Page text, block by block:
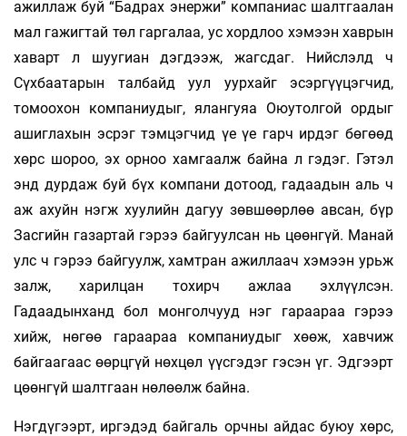
ажиллаж буй “Бадрах энержи” компаниас шалтгаалан
мал га­жигтай төл гаргалаа, ус хордлоо хэмээн хав­рын
хаварт л шуугиан дэгдээж, жагсдаг. Нийслэлд ч
Сүхбаатарын талбайд уул уурхайг эсэргүүцэгчид,
томоохон компаниудыг, ялангуяа Оюутолгой ордыг
ашиглахын эсрэг тэмцэгчид үе үе гарч ирдэг бөгөөд
хөрс шороо, эх орноо хамгаалж байна л гэдэг. Гэтэл
энд дурдаж буй бүх компани дотоод, гадаадын аль ч
аж ахуйн нэгж хуулийн дагуу зөвшөөрлөө авсан, бүр
Засгийн газартай гэрээ байгуулсан нь цөөнгүй. Манай
улс ч гэрээ байгуулж, хамт­ран ажиллаач хэмээн урьж
залж, харилцан тохирч ажлаа эхлүүлсэн.
Гадаадынханд бол монголчууд нэг гараараа гэрээ
хийж, нөгөө гараараа ком­паниудыг хөөж, хавчиж
байгаагаас өөрц­гүй нөхцөл үүсгэдэг гэсэн үг. Эдгээрт
цөөн­гүй шалтгаан нөлөөлж байна.
Нэгдүгээрт, иргэдэд байгаль орчны айдас буюу хөрс,